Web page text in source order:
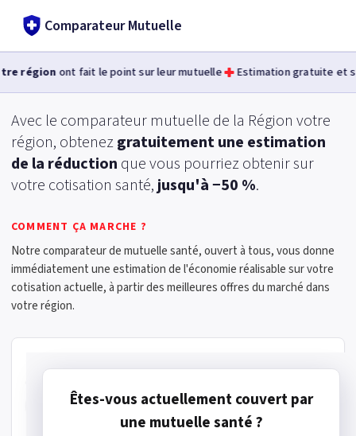
Comparateur Mutuelle
régionont fait le point sur leur mutuelle Estimation gratuite et
Avec le comparateur mutuelle de la Région votre
région, obtenezgratuitement une estimation
de la réduction que vous pourriez obtenir sur
votre cotisation santé,jusqu'à −50 %.
COMMENT ÇA MARCHE ?
Notre comparateur de mutuelle santé, ouvert à tous, vous donne
immédiatement une estimation de l'économie réalisable sur votre
cotisation actuelle, à partir des meilleures offres du marché dans
votre région.
Êtes-vous actuellement couvert par
une mutuelle santé ?
100€/mois +